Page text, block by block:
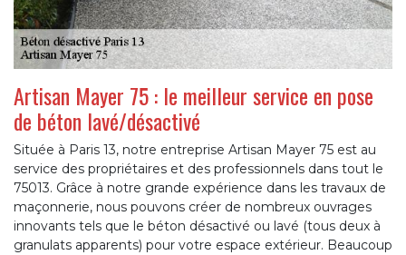
Artisan Mayer 75 : le meilleur service en pose
de béton lavé/désactivé
Située à Paris 13, notre entreprise Artisan Mayer 75 est au
service des propriétaires et des professionnels dans tout le
75013. Grâce à notre grande expérience dans les travaux de
maçonnerie, nous pouvons créer de nombreux ouvrages
innovants tels que le béton désactivé ou lavé (tous deux à
granulats apparents) pour votre espace extérieur. Beaucoup